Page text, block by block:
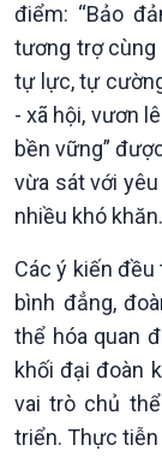
Giới thiệu
điểm: “Bảo
tương trợ
tự lực, tự
- xã hội, vươn
bền vững”
vừa sát với
nhiều khó khăn.
Các ý kiến
bình đẳng,
thể hóa quan
khối đại đoàn
vai trò chủ
triển. Thực